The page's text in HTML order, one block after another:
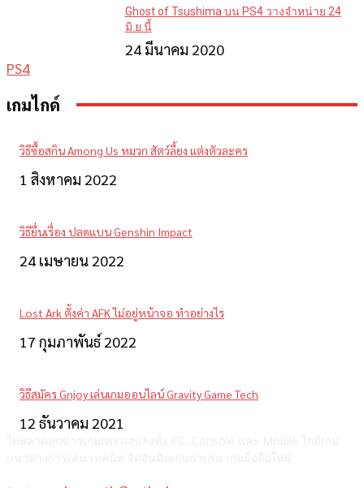
PS4
Ghost of Tsushima บน PS4 วางจำหน่าย 24
มิ.ย.นี้
24 มีนาคม 2020
เกมไกด์
วิธีซื้อสกิน Among Us หมวก สัตว์ลี้ยง แต่งตัวละคร
1 สิงหาคม 2022
วิธียื่นเรื่อง ปลดแบน Genshin Impact
24 เมษายน 2022
Lost Ark ตั้งค่า AFK ไม่อยู่หน้าจอ ทำอย่างไร
17 กุมภาพันธ์ 2022
วิธีสมัคร Gnjoy เล่นเกมออนไลน์ Gravity Game Tech
12 ธันวาคม 2021